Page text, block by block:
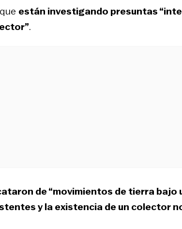
están investigando presuntas
.
de “movimientos de tierra bajo
y la existencia de un colector